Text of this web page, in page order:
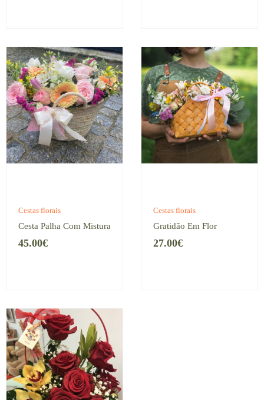
Cestas florais
Cesta Palha Com Mistura
45.00€
Cestas florais
Gratidão Em Flor
27.00€